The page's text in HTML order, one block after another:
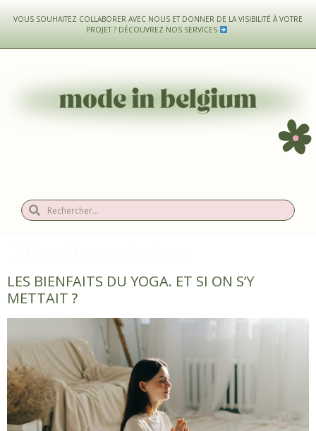
VOUS SOUHAITEZ COLLABORER AVEC NOUS ET DONNER DE LA VISIBILITÉ À VOTRE
PROJET ? DÉCOUVREZ NOS SERVICES
LES BIENFAITS DU YOGA. ET SI ON S’Y
METTAIT ?